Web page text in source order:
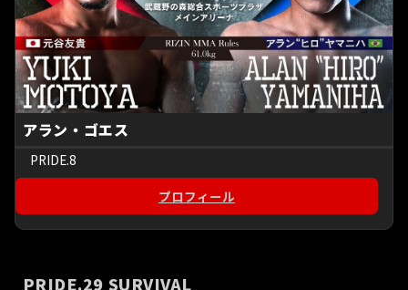
アラン・ゴエス
PRIDE.8
プロフィール
PRIDE.29 SURVIVAL